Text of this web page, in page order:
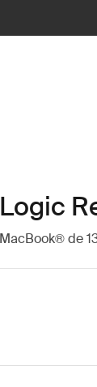
de
13"
Reflect 13"
Logic Reflect 13"